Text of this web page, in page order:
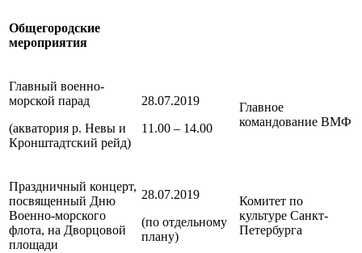
Общегородские
мероприятия
Главный военно-
морской парад
(акватория р. Невы и
Кронштадтский рейд)
28.07.2019
11.00 – 14.00
Главное
командование ВМФ
Праздничный концерт,
посвященный Дню
Военно-морского
флота, на Дворцовой
площади
28.07.2019
(по отдельному
плану)
Комитет по
культуре Санкт-
Петербурга